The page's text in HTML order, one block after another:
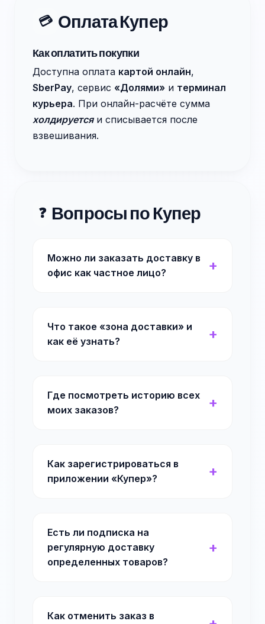
💳 Оплата Купер
Как оплатить покупки
Доступна оплата картой онлайн,
SberPay, сервис «Долями» и терминал
курьера. При онлайн-расчёте сумма
холдируетсяи списывается после
взвешивания.
❓ Вопросы по Купер
Можно ли заказать доставку в
офис как частное лицо?
Что такое «зона доставки» и
как её узнать?
Где посмотреть историю всех
моих заказов?
Как зарегистрироваться в
приложении «Купер»?
Есть ли подписка на
регулярную доставку
определенных товаров?
Как отменить заказ в